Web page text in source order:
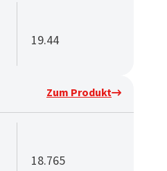
19.44
Zum Produkt
18.765